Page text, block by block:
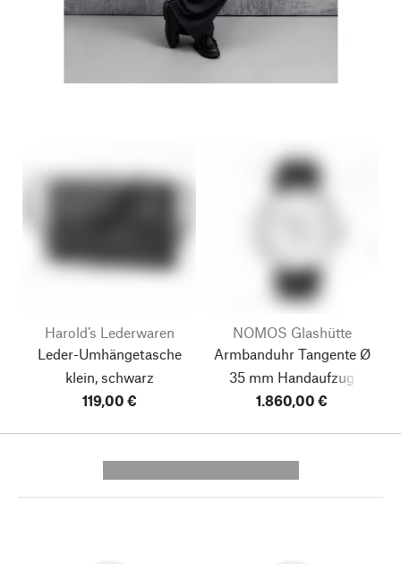
Harold’s Lederwaren
Leder-Umhängetasche
klein, schwarz
119,00 €
NOMOS Glashütte
Armbanduhr Tangente Ø
35 mm Handaufzug
1.860,00 €